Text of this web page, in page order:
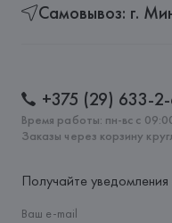
Самовывоз: г.
+375 (29) 633-
Время работы: пн-вс с
Заказы через корзину
Получайте